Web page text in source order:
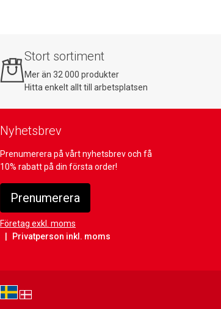
Stort sortiment
Mer än 32 000 produkter
Hitta enkelt allt till arbetsplatsen
Nyhetsbrev
Prenumerera på vårt nyhetsbrev och få
10% rabatt på din första order!
Prenumerera
Företag exkl. moms
Privatperson inkl. moms
sv-SE
da-DK